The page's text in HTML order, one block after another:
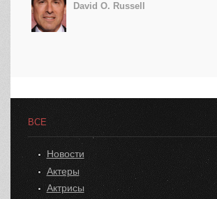
David O. Russell
ВСЕ
Новости
Актеры
Актрисы